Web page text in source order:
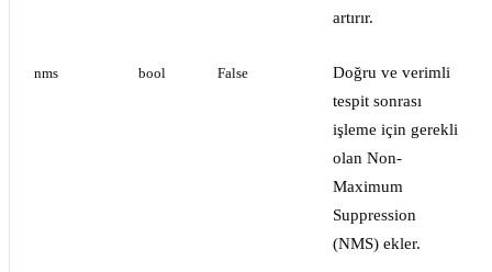
artırır.
nms bool False
Doğru ve verimli
tespit sonrası
işleme için gerekli
olan Non-
Maximum
Suppression
(NMS) ekler.